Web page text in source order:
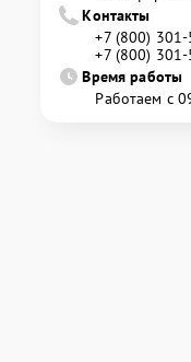
Контакты
+7 (800)
+7 (800)
Время работы
Работаем с